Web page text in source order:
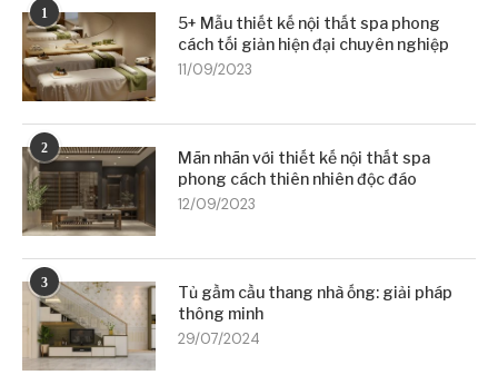
1
5+ Mẫu thiết kế nội thất spa phong
cách tối giản hiện đại chuyên nghiệp
11/09/2023
2
Mãn nhãn với thiết kế nội thất spa
phong cách thiên nhiên độc đáo
12/09/2023
3
Tủ gầm cầu thang nhà ống: giải pháp
thông minh
29/07/2024